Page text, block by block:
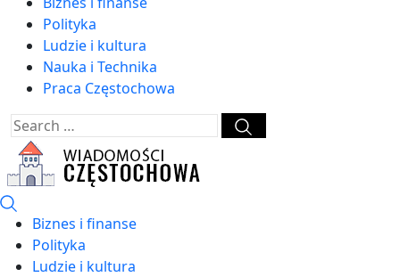
Polityka
Ludzie i kultura
Nauka i Technika
Praca Częstochowa
Biznes i finanse
Polityka
Ludzie i kultura